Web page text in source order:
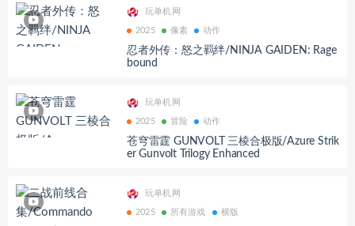
玩单机网
2025 像素 动作
忍者外传：怒之羁绊/NINJA GAIDEN: Rage
bound
玩单机网
2025 冒险 动作
苍穹雷霆 GUNVOLT 三棱合极版/Azure Strik
er Gunvolt Trilogy Enhanced
玩单机网
2025 所有游戏 横版